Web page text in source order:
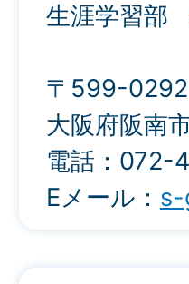
生涯学習部
〒599-0292
大阪府阪南
電話：072-
Eメール： s-